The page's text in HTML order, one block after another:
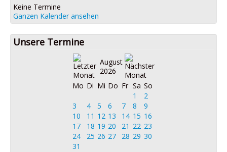
Keine Termine
Ganzen Kalender ansehen
Unsere Termine
August
2026
Mo Di Mi Do Fr Sa So
1
2
3
4 5 6 7 8
9
10
11 12 13 14 15 16
17
18 19 20 21 22 23
24
25 26 27 28 29 30
31